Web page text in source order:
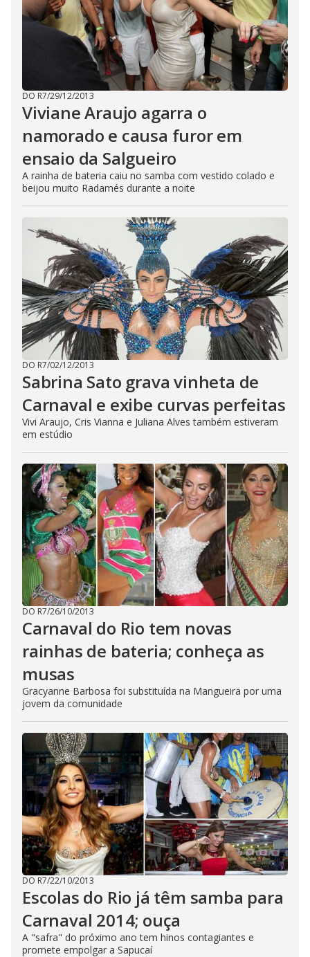
DO R7/29/12/2013
Viviane Araujo agarra o
namorado e causa furor em
ensaio da Salgueiro
A rainha de bateria caiu no samba com vestido colado e
beijou muito Radamés durante a noite
DO R7/02/12/2013
Sabrina Sato grava vinheta de
Carnaval e exibe curvas perfeitas
Vivi Araujo, Cris Vianna e Juliana Alves também estiveram
em estúdio
DO R7/26/10/2013
Carnaval do Rio tem novas
rainhas de bateria; conheça as
musas
Gracyanne Barbosa foi substituída na Mangueira por uma
jovem da comunidade
DO R7/22/10/2013
Escolas do Rio já têm samba para
Carnaval 2014; ouça
A "safra" do próximo ano tem hinos contagiantes e
promete empolgar a Sapucaí